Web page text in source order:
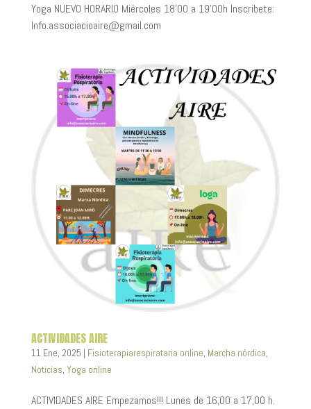
Yoga NUEVO HORARIO Miércoles 18’00 a 19’00h Inscribete:
Info.associacioaire@gmail.com
ACTIVIDADES AIRE
11 Ene, 2025 | Fisioterapiarespirataria online, Marcha nórdica,
Noticias, Yoga online
ACTIVIDADES AIRE Empezamos!!! Lunes de 16,00 a 17,00 h.